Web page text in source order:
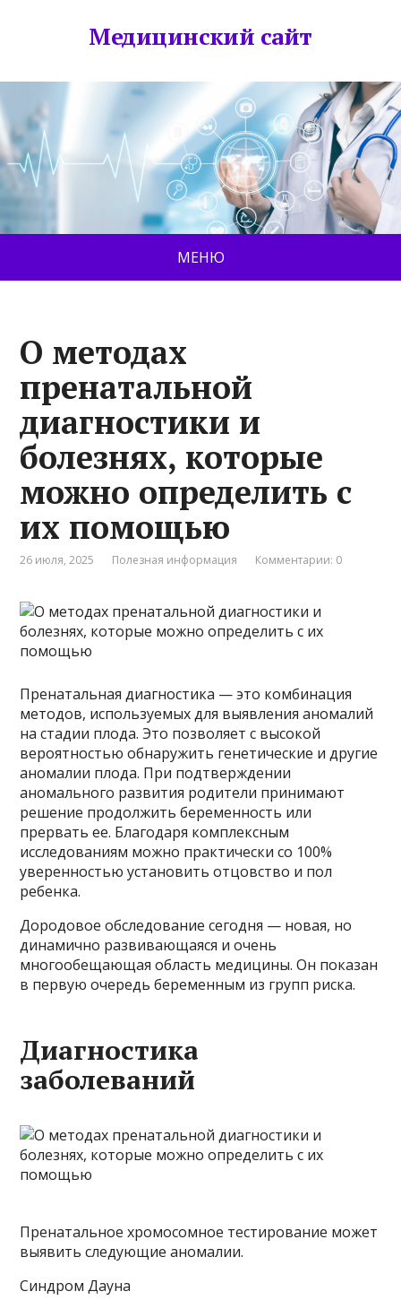
Медицинский сайт
МЕНЮ
О методах
пренатальной
диагностики и
болезнях, которые
можно определить с
их помощью
26 июля, 2025 Полезная информация Комментарии: 0
Пренатальная диагностика — это комбинация
методов, используемых для выявления аномалий
на стадии плода. Это позволяет с высокой
вероятностью обнаружить генетические и другие
аномалии плода. При подтверждении
аномального развития родители принимают
решение продолжить беременность или
прервать ее. Благодаря комплексным
исследованиям можно практически со 100%
уверенностью установить отцовство и пол
ребенка.
Дородовое обследование сегодня — новая, но
динамично развивающаяся и очень
многообещающая область медицины. Он показан
в первую очередь беременным из групп риска.
Диагностика
заболеваний
Пренатальное хромосомное тестирование может
выявить следующие аномалии.
Синдром Дауна